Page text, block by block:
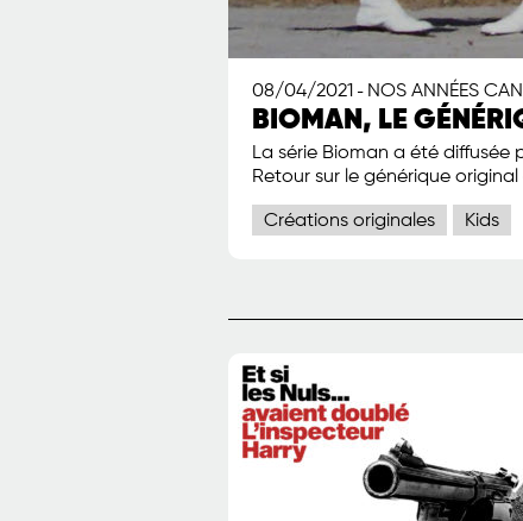
08/04/2021 - NOS ANNÉES
BIOMAN, LE
La série Bioman a été diffusée
Retour sur le générique
Créations originales Kids